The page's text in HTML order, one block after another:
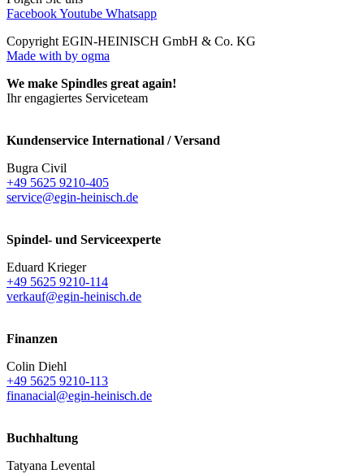
FacebookYoutube Whatsapp
Copyright EGIN-HEINISCH GmbH & Co. KG
Made with by ogma
We make Spindles great again!
Ihr engagiertes Serviceteam
Kundenservice International / Versand
Bugra Civil
+49 5625 9210-405
service@egin-heinisch.de
Spindel- und Serviceexperte
Eduard Krieger
+49 5625 9210-114
verkauf@egin-heinisch.de
Finanzen
Colin Diehl
+49 5625 9210-113
finanacial@egin-heinisch.de
Buchhaltung
Tatyana Levental